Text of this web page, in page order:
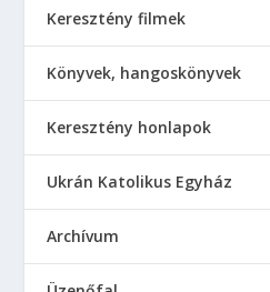
Keresztény filmek
Könyvek, hangoskönyvek
Keresztény honlapok
Ukrán Katolikus Egyház
Аrchívum